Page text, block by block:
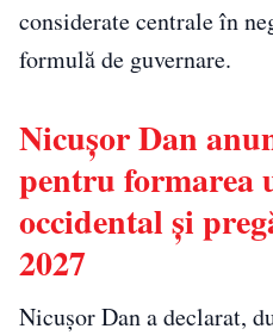
considerate centrale în
formulă de guvernare.
Nicușor Dan
pentru formarea
occidental și
2027
Nicușor Dan a declarat,